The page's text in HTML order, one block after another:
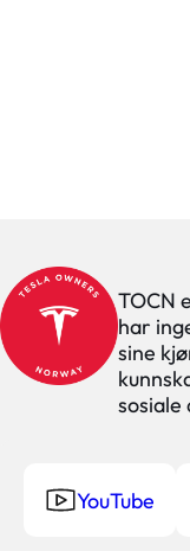
TOCN
har
sine
YouTube